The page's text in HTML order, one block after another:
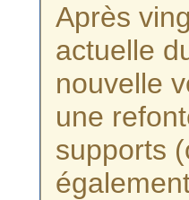
Après
actuelle
nouvelle
une
supports